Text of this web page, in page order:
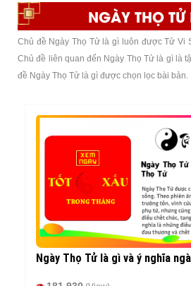
NGÀY THỌ
Chủ đề Ngày Thọ Tử là gì luôn được Tử Vi
Chủ đề liên quan đến Ngày Thọ Tử là gì là
đề Ngày Thọ Tử là gì được chọn lọc bài bản.
Ngày Thọ Tử là gì và ý nghĩa